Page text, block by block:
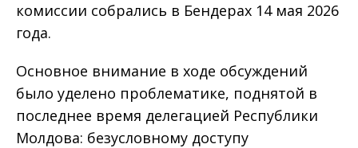
комиссии собрались в Бендерах 14 мая 2026
года.
Основное внимание в ходе обсуждений
было уделено проблематике, поднятой в
последнее время делегацией Республики
Молдова: безусловному доступу